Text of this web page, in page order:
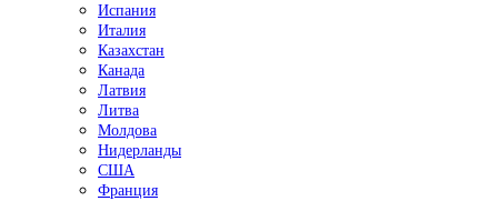
Испания
Италия
Казахстан
Канада
Латвия
Литва
Молдова
Нидерланды
США
Франция